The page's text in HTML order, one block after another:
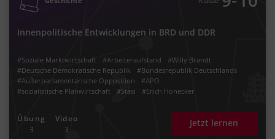
Innenpolitische Entwicklungen in BRD und DDR
#Soziale Marktwirtschaft #Arbeiteraufstand
#Willy Brandt
#Deutsche Demokratische Republik
#Bundesrepublik Deutschlands
#Außerparlamentarische Opposition
#APO
#sozialistische Planwirtschaft
#Stasi
#Erich Honecker
#Studentenbewegung
#Studentenrevolte
#Ostmark
#Deutsche Mark
Übung
3
Video
3
Jetzt lernen